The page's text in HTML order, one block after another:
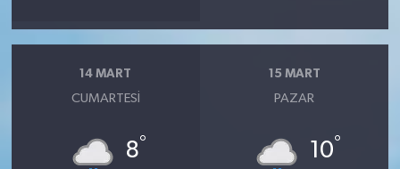
14 MART
CUMARTESI
8°
15 MART
PAZAR
10°